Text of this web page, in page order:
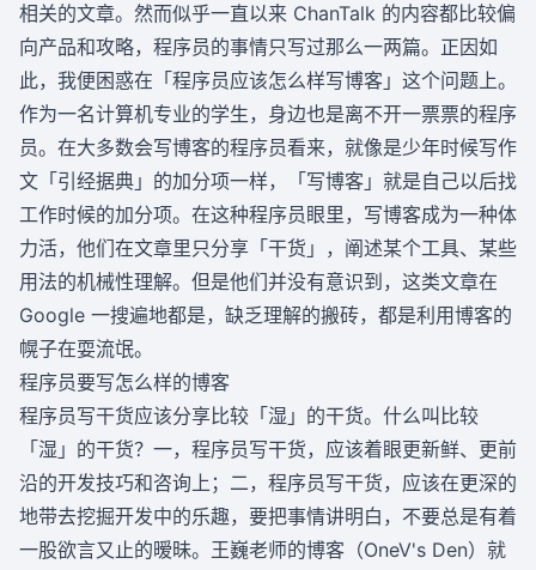
相关的文章。然而似乎一直以来 ChanTalk 的内容都比较偏
向产品和攻略，程序员的事情只写过那么一两篇。正因如
此，我便困惑在「程序员应该怎么样写博客」这个问题上。
作为一名计算机专业的学生，身边也是离不开一票票的程序
员。在大多数会写博客的程序员看来，就像是少年时候写作
文「引经据典」的加分项一样，「写博客」就是自己以后找
工作时候的加分项。在这种程序员眼里，写博客成为一种体
力活，他们在文章里只分享「干货」，阐述某个工具、某些
用法的机械性理解。但是他们并没有意识到，这类文章在
Google 一搜遍地都是，缺乏理解的搬砖，都是利用博客的
幌子在耍流氓。
程序员要写怎么样的博客
程序员写干货应该分享比较「湿」的干货。什么叫比较
「湿」的干货？一，程序员写干货，应该着眼更新鲜、更前
沿的开发技巧和咨询上；二，程序员写干货，应该在更深的
地带去挖掘开发中的乐趣，要把事情讲明白，不要总是有着
一股欲言又止的暧昧。王巍老师的博客（OneV's Den）就